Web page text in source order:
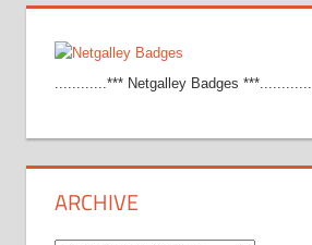
............*** Netgalley Badges ***............
ARCHIVE